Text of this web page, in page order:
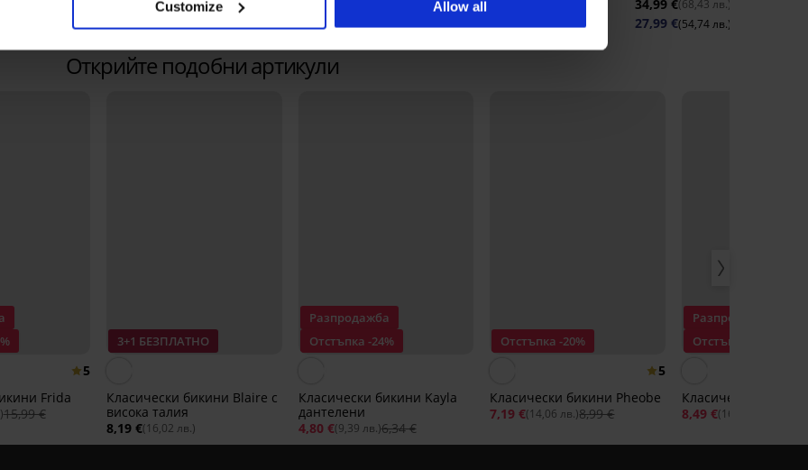
Customize Allow all
34,99 €(68,43 лв.)
27,99 €(54,74 лв.)
Открийте подобни артикули
5
Frida
15,99 €
3+1 БЕЗПЛАТНО
Класически бикини Blaire с
висока талия
8,19 €(16,02 лв.)
Разпродажба
Отстъпка -24%
Класически бикини Kayla
дантелени
4,80 €(9,39 лв.)6,34 €
Отстъпка -20%
5
Класически бикини Pheobe
7,19 €(14,06 лв.)8,99 €
Разпродажба
Отстъпка -50%
Класически
8,49 €(16,60 лв.)